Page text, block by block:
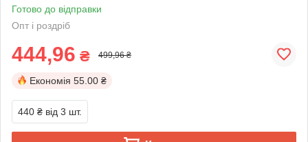
Готово до відправки
Опт і роздріб
444,96 ₴ 499,96 ₴
Економія 55.00 ₴
440 ₴ від 3 шт.